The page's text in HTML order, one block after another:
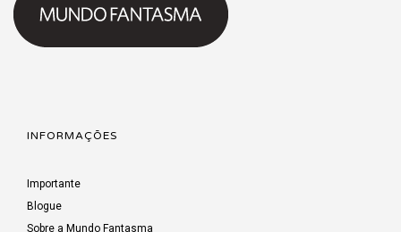
INFORMAÇÕES
Importante
Blogue
Sobre a Mundo Fantasma